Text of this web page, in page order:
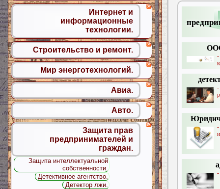
-
-
Интернет и
информационные
технологии.
Строительство и ремонт.
Мир энерготехнологий.
Авиа.
Авто.
Защита прав
предпринимателей и
граждан.
Защита интеллектуальной
собственности.
Детективное агентство.
Детектор лжи.